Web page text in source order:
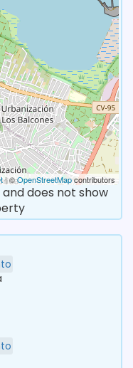
| ©OpenStreetMapcontributors
does not show